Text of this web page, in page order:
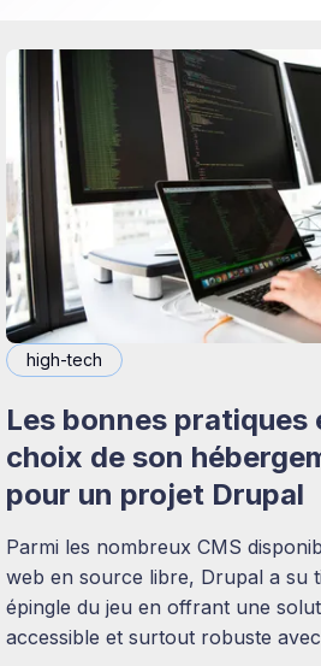
high-tech
Les bonnes pratiques
choix de son
pour un projet Drupal
Parmi les nombreux CMS
web en source libre, Drupal a su
épingle du jeu en offrant une
accessible et surtout robuste